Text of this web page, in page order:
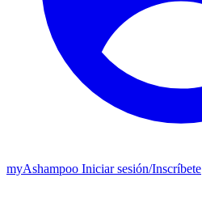
myAshampoo Iniciar sesión/Inscríbete